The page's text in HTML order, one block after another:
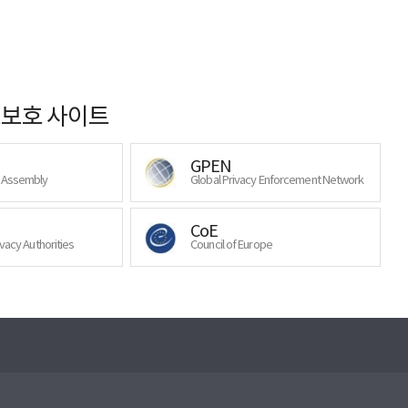
호 사이트
GPEN
Global Privacy Enforcement Network
Authorities
CoE
Council of Europe